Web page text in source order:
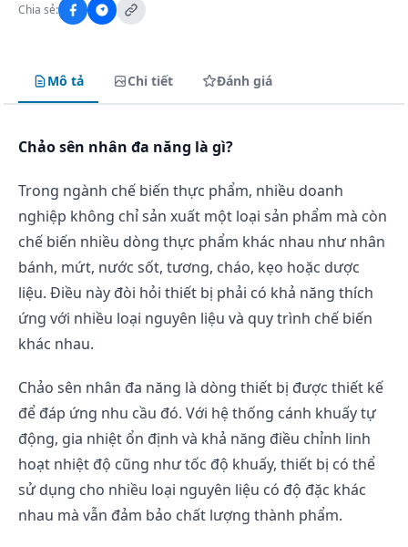
Chia sẻ:
Mô tả Chi tiết Đánh giá
Chảo sên nhân đa năng là gì?
Trong ngành chế biến thực phẩm, nhiều doanh
nghiệp không chỉ sản xuất một loại sản phẩm mà còn
chế biến nhiều dòng thực phẩm khác nhau như nhân
bánh, mứt, nước sốt, tương, cháo, kẹo hoặc dược
liệu. Điều này đòi hỏi thiết bị phải có khả năng thích
ứng với nhiều loại nguyên liệu và quy trình chế biến
khác nhau.
Chảo sên nhân đa năng là dòng thiết bị được thiết kế
để đáp ứng nhu cầu đó. Với hệ thống cánh khuấy tự
động, gia nhiệt ổn định và khả năng điều chỉnh linh
hoạt nhiệt độ cũng như tốc độ khuấy, thiết bị có thể
sử dụng cho nhiều loại nguyên liệu có độ đặc khác
nhau mà vẫn đảm bảo chất lượng thành phẩm.